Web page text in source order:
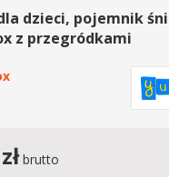
dzieci, pojemnik
z przegródkami
złbrutto